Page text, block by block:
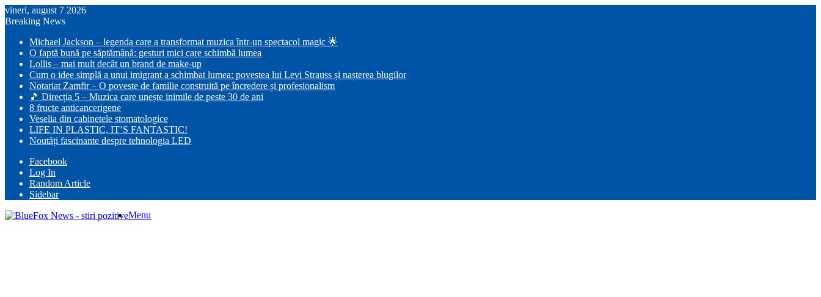
vineri, august 7 2026
Breaking News
Michael Jackson – legenda care a transformat muzica într-un spectacol magic 🌟
O faptă bună pe săptămână: gesturi mici care schimbă lumea
Lollis – mai mult decât un brand de make-up
Cum o idee simplă a unui imigrant a schimbat lumea: povestea lui Levi Strauss și nașterea blugilor
Notariat Zamfir – O poveste de familie construită pe încredere și profesionalism
🎵 Direcția 5 – Muzica care unește inimile de peste 30 de ani
8 fructe anticancerigene
Veselia din cabinetele stomatologice
LIFE IN PLASTIC, IT’S FANTASTIC!
Noutăți fascinante despre tehnologia LED
Facebook
Log In
Random Article
Sidebar
Menu